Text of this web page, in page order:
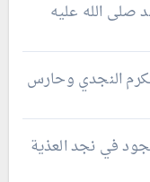
صلى الله عليه
النجدي وحارس
في نجد العذية